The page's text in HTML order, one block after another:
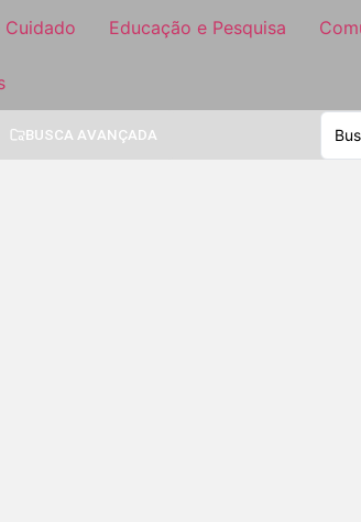
Cuidado Educação e Pesquisa
BUSCA AVANÇADA